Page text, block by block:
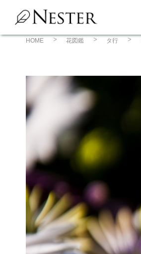
HOME 花図鑑 タ行